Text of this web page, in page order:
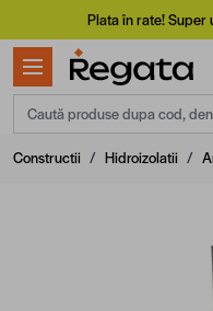
Mergi la ConținutPlata în rate! Super
Caută produse dupa cod,
Constructii / Hidroizolatii /